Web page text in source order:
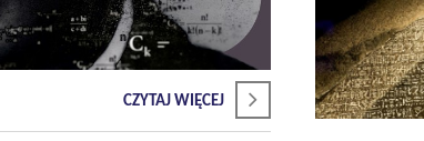
CZYTAJ WIĘCEJ